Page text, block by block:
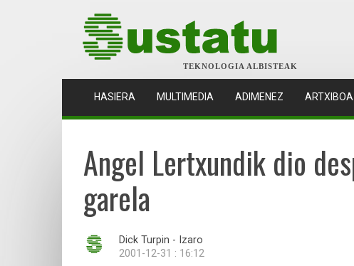
TEKNOLOGIA ALBISTEAK
HASIERA (CURRENT)
MULTIMEDIA ADIMENEZ ARTXIBOA
Angel Lertxundik dio
garela
Dick Turpin - Izaro
2001-12-31 : 16:12